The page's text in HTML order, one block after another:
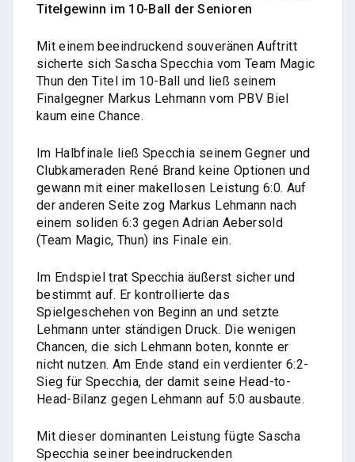
Titelgewinn im 10-Ball der Senioren
Mit einem beeindruckend souveränen Auftritt
sicherte sich Sascha Specchia vom Team Magic
Thun den Titel im 10-Ball und ließ seinem
Finalgegner Markus Lehmann vom PBV Biel
kaum eine Chance.
Im Halbfinale ließ Specchia seinem Gegner und
Clubkameraden René Brand keine Optionen und
gewann mit einer makellosen Leistung 6:0. Auf
der anderen Seite zog Markus Lehmann nach
einem soliden 6:3 gegen Adrian Aebersold
(Team Magic, Thun) ins Finale ein.
Im Endspiel trat Specchia äußerst sicher und
bestimmt auf. Er kontrollierte das
Spielgeschehen von Beginn an und setzte
Lehmann unter ständigen Druck. Die wenigen
Chancen, die sich Lehmann boten, konnte er
nicht nutzen. Am Ende stand ein verdienter 6:2-
Sieg für Specchia, der damit seine Head-to-
Head-Bilanz gegen Lehmann auf 5:0 ausbaute.
Mit dieser dominanten Leistung fügte Sascha
Specchia seiner beeindruckenden